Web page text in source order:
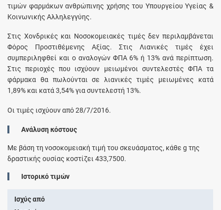
τιμών φαρμάκων ανθρώπινης χρήσης του Υπουργείου Υγείας &
Κοινωνικής Αλληλεγγύης.
Στις Χονδρικές και Νοσοκομειακές τιμές δεν περιλαμβάνεται
Φόρος Προστιθέμενης Αξίας. Στις Λιανικές τιμές έχει
συμπεριληφθεί και ο αναλογών ΦΠΑ 6% ή 13% ανά περίπτωση.
Στις περιοχές που ισχύουν μειωμένοι συντελεστές ΦΠΑ τα
φάρμακα θα πωλούνται σε λιανικές τιμές μειωμένες κατά
1,89% και κατά 3,54% για συντελεστή 13%.
Οι τιμές ισχύουν από 28/7/2016.
Ανάλυση κόστους
Με βάση τη νοσοκομειακή τιμή του σκευάσματος, κάθεg της
δραστικής ουσίας κοστίζει433,7500.
Ιστορικό τιμών
Ισχύς από